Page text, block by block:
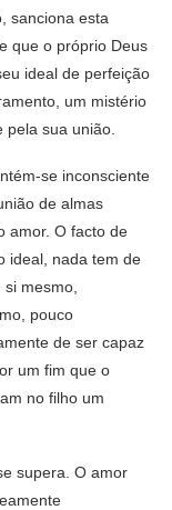
sanciona esta
que o próprio Deus
ideal de perfeição
um mistério
sua união.
se inconsciente
de almas
amor. O facto de
ideal, nada tem de
mesmo,
pouco
de ser capaz
um fim que o
no filho um
supera. O amor